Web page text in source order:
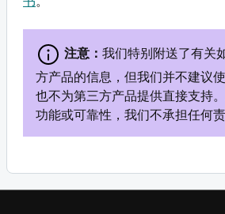
注意： 我们特别附送了有关
方产品的信息，但我们并不建议
也不为第三方产品提供直接支持
功能或可靠性，我们不承担任何责